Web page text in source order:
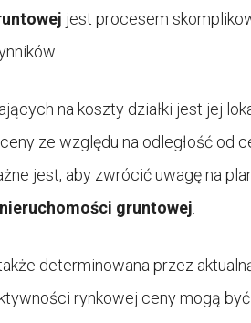
jest procesem
na koszty działki jest jej
ze względu na odległość od
jest, aby zwrócić uwagę na
gruntowej
determinowana przez
rynkowej ceny mogą